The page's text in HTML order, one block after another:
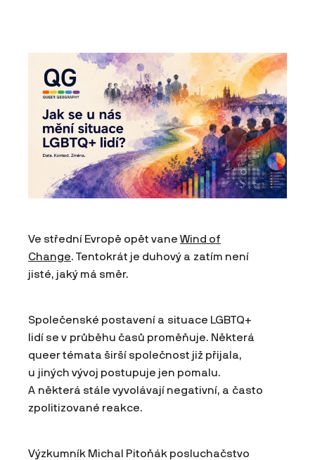
Ve střední Evropě opět vane Wind of
Change. Tentokrát je duhový a zatím není
jisté, jaký má směr.
Společenské postavení a situace LGBTQ+
lidí se v průběhu časů proměňuje. Některá
queer témata širší společnost již přijala,
u jiných vývoj postupuje jen pomalu.
A některá stále vyvolávají negativní, a často
zpolitizované reakce.
Výzkumník Michal Pitoňák posluchačstvo